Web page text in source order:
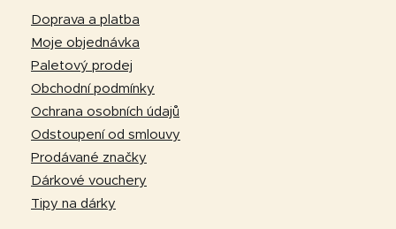
Doprava a platba
Moje objednávka
Paletový prodej
Obchodní podmínky
Ochrana osobních údajů
Odstoupení od smlouvy
Prodávané značky
Dárkové vouchery
Tipy na dárky